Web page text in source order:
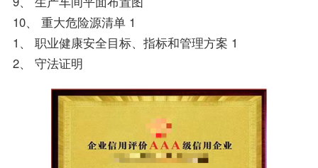
10、 重大危险源清单 1
1、 职业健康安全目标、指标和管理方案 1
2、 守法证明